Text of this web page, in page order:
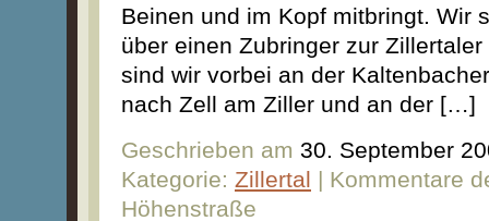
Beinen und im Kopf mitbringt. Wir
über einen Zubringer zur
sind wir vorbei an der
nach Zell am Ziller und an der […]
Geschrieben am 30. September
Kategorie: Zillertal | Kommentare
Höhenstraße